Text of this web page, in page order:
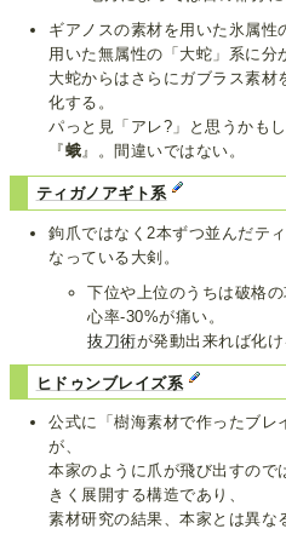
ギアノスの素材を用いた氷属性
用いた無属性の「大蛇」系に分
大蛇からはさらにガブラス素
化する。
パっと見「アレ?」と思うかも
『蛾』。間違いではない。
ティガノアギト系
鉤爪ではなく2本ずつ並んだテ
なっている大剣。
下位や上位のうちは破格
心率-30%が痛い。
抜刀術が発動出来れば化け
ヒドゥンブレイズ系
公式に「樹海素材で作ったブレ
が、
本家のように爪が飛び出すので
きく展開する構造であり、
素材研究の結果、本家とは異な